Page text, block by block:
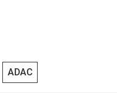
ADAC